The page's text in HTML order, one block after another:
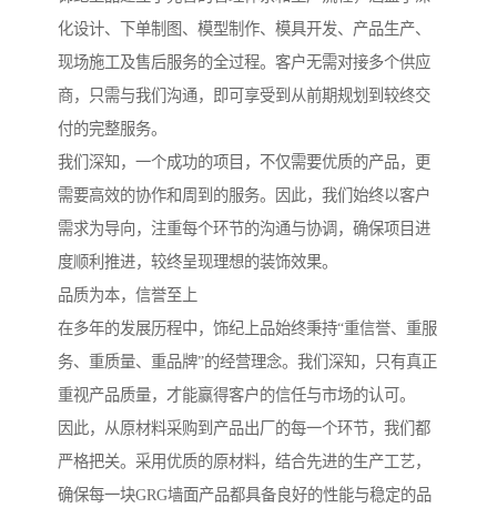
化设计、下单制图、模型制作、模具开发、产品生产、
现场施工及售后服务的全过程。客户无需对接多个供应
商，只需与我们沟通，即可享受到从前期规划到较终交
付的完整服务。
我们深知，一个成功的项目，不仅需要优质的产品，更
需要高效的协作和周到的服务。因此，我们始终以客户
需求为导向，注重每个环节的沟通与协调，确保项目进
度顺利推进，较终呈现理想的装饰效果。
品质为本，信誉至上
在多年的发展历程中，饰纪上品始终秉持“重信誉、重服
务、重质量、重品牌”的经营理念。我们深知，只有真正
重视产品质量，才能赢得客户的信任与市场的认可。
因此，从原材料采购到产品出厂的每一个环节，我们都
严格把关。采用优质的原材料，结合先进的生产工艺，
确保每一块GRG墙面产品都具备良好的性能与稳定的品